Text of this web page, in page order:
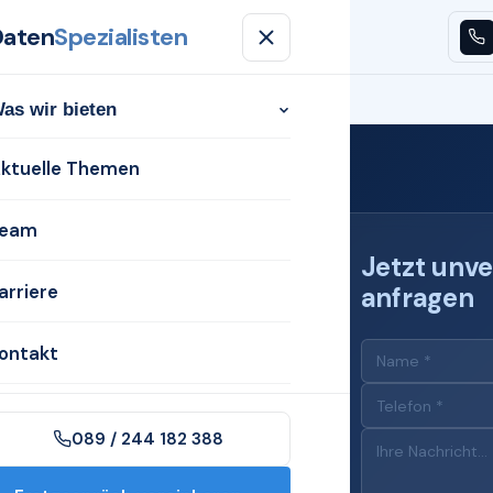
Aktuelle ThemenTeam Karriere
Spezialisten
wir bieten
Themen
089 / 244 182 388
an der
Jetzt
anfragen